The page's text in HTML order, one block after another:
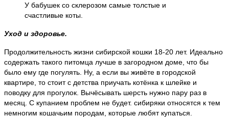
У бабушек со склерозом самые толстые и
счастливые коты.
Уход и здоровье.
Продолжительность жизни сибирской кошки 18-20 лет. Идеально
содержать такого питомца лучше в загородном доме, что бы
было ему где погулять. Ну, а если вы живёте в городской
квартире, то стоит с детства приучать котёнка к шлейке и
поводку для прогулок. Вычёсывать шерсть нужно пару раз в
месяц. С купанием проблем не будет. сибиряки относятся к тем
немногим кошачьим породам, которые любят купаться.